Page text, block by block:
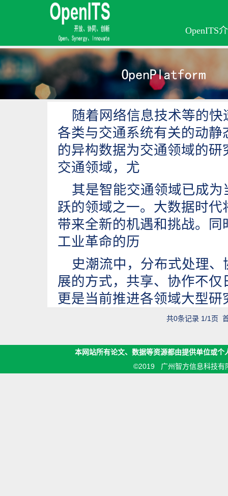
OpenITS
随着网络信息技术等的
各类与交通系统有关的动
的异构数据为交通领域的
交通领域，尤
其是智能交通领域已成
跃的领域之一。大数据时
带来全新的机遇和挑战。
工业革命的历
史潮流中，分布式处理
展的方式，共享、协作不
更是当前推进各领域大型
共0条记录 1/1页
本网站所有论文、数据等资源都由提供单位或
©2019 广州智方信息科技有